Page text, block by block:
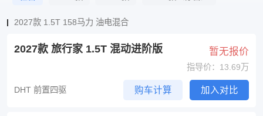
2027款 1.5T 158马力 油电混合
2027款 旅行家 1.5T 混动进阶版 暂无报价
指导价：13.69万
DHT 前置四驱 购车计算 加入对比